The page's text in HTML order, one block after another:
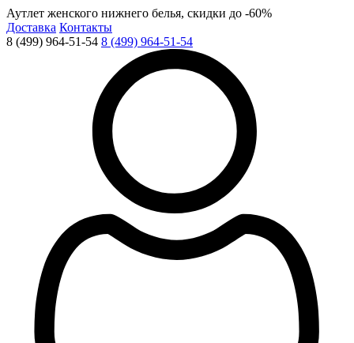
Аутлет женского нижнего белья, скидки до -60%
Доставка Контакты
8 (499) 964-51-54 8 (499) 964-51-54